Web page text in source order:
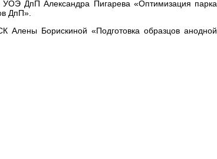
УОЭ ДпП Александра Пигарева «Оптимизация парка
ДпП».
Алены Борискиной «Подготовка образцов анодной